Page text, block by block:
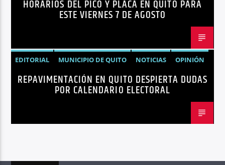
HORARIOS DEL PICO Y PLACA EN QUITO PARA
ESTE VIERNES 7 DE AGOSTO
EDITORIAL MUNICIPIO DE QUITO NOTICIAS
OPINIÓN
QUITO
REPAVIMENTACIÓN
REPAVIMENTACIÓN EN QUITO DESPIERTA DUDAS
POR CALENDARIO ELECTORAL